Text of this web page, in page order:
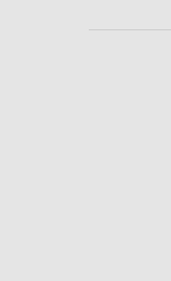
Messung der